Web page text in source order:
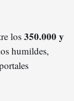
los 350.000 y
humildes,